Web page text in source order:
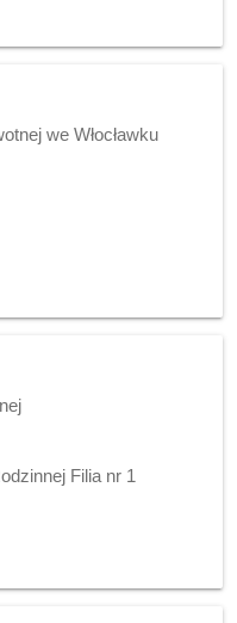
we Włocławku
Filia nr 1